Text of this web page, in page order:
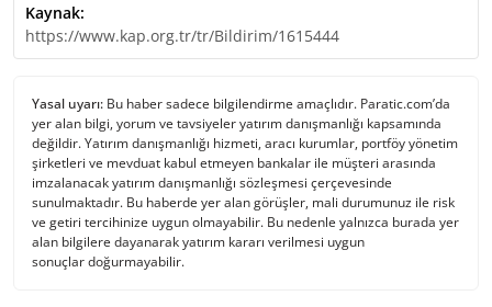
Kaynak:
https://www.kap.org.tr/tr/Bildirim/1615444
Yasal uyarı: Bu haber sadece bilgilendirme amaçlıdır. Paratic.com’da
yer alan bilgi, yorum ve tavsiyeler yatırım danışmanlığı kapsamında
değildir. Yatırım danışmanlığı hizmeti, aracı kurumlar, portföy yönetim
şirketleri ve mevduat kabul etmeyen bankalar ile müşteri arasında
imzalanacak yatırım danışmanlığı sözleşmesi çerçevesinde
sunulmaktadır. Bu haberde yer alan görüşler, mali durumunuz ile risk
ve getiri tercihinize uygun olmayabilir. Bu nedenle yalnızca burada yer
alan bilgilere dayanarak yatırım kararı verilmesi uygun
sonuçlar doğurmayabilir.